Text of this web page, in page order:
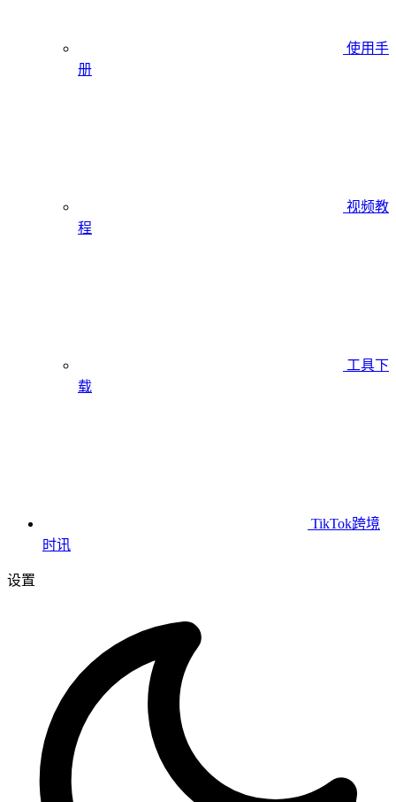
使用手
册
视频教
程
工具下
载
TikTok跨境
时讯
设置